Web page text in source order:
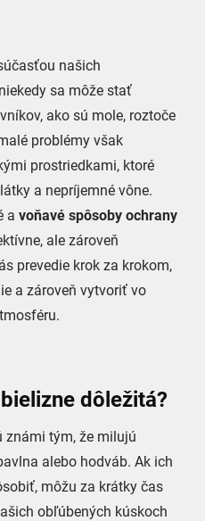
našich
sa môže stať
ako sú mole, roztoče
problémy však
prostriedkami, ktoré
a nepríjemné vône.
avoňavé spôsoby ochrany
ale zároveň
prevedie krok za krokom,
a zároveň vytvoriť vo
dôležitá?
známi tým, že milujú
alebo hodváb. Ak ich
môžu za krátky čas
obľúbených kúskoch